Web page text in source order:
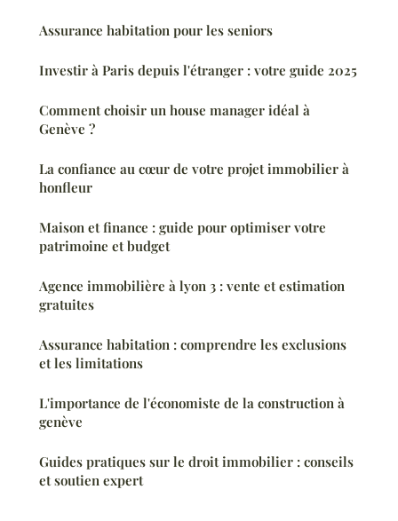
Assurance habitation pour les seniors
Investir à Paris depuis l'étranger : votre guide 2025
Comment choisir un house manager idéal à
Genève ?
La confiance au cœur de votre projet immobilier à
honfleur
Maison et finance : guide pour optimiser votre
patrimoine et budget
Agence immobilière à lyon 3 : vente et estimation
gratuites
Assurance habitation : comprendre les exclusions
et les limitations
L'importance de l'économiste de la construction à
genève
Guides pratiques sur le droit immobilier : conseils
et soutien expert